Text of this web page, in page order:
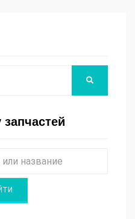
запчастей